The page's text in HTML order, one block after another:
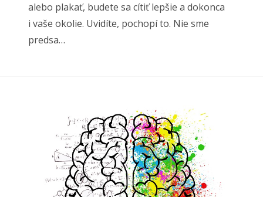
alebo plakať, budete sa cítiť lepšie a dokonca
i vaše okolie. Uvidíte, pochopí to. Nie sme
predsa…